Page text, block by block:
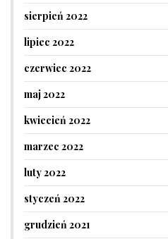
sierpień 2022
lipiec 2022
czerwiec 2022
maj 2022
kwiecień 2022
marzec 2022
luty 2022
styczeń 2022
grudzień 2021